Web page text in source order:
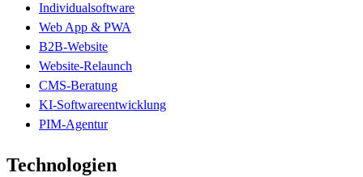
Individualsoftware
Web App & PWA
B2B-Website
Website-Relaunch
CMS-Beratung
KI-Softwareentwicklung
PIM-Agentur
Technologien